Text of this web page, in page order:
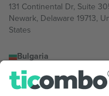
131 Continental Dr, Suite
Newark, Delaware 19713,
States
Bulgaria
Regus Sofia City West, bul
Totleben 53-55, 1606 Sofia,